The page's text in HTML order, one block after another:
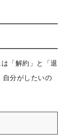
「解約」と「退
自分がしたいの